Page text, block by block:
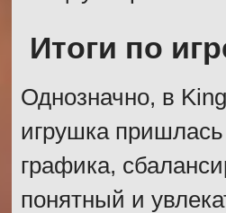
Итоги по
Однозначно, в
игрушка
графика,
понятный и